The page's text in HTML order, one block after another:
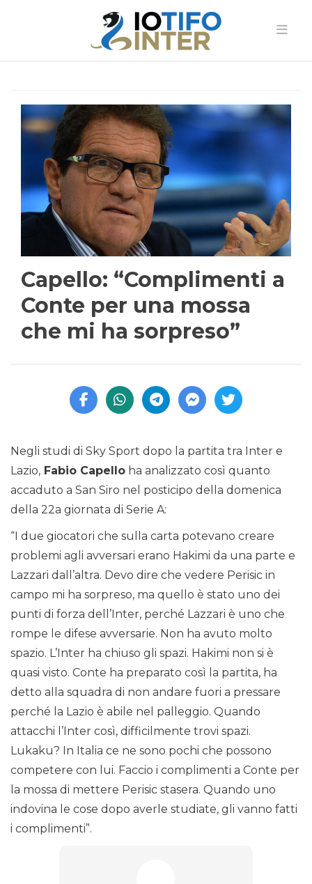
Capello: “Complimenti a
Conte per una mossa
che mi ha sorpreso”
Negli studi di Sky Sport dopo la partita tra Inter e
Lazio, Fabio Capello ha analizzato così quanto
accaduto a San Siro nel posticipo della domenica
della 22a giornata di Serie A:
“I due giocatori che sulla carta potevano creare
problemi agli avversari erano Hakimi da una parte e
Lazzari dall’altra. Devo dire che vedere Perisic in
campo mi ha sorpreso, ma quello è stato uno dei
punti di forza dell’Inter, perché Lazzari è uno che
rompe le difese avversarie. Non ha avuto molto
spazio. L’Inter ha chiuso gli spazi. Hakimi non si è
quasi visto. Conte ha preparato così la partita, ha
detto alla squadra di non andare fuori a pressare
perché la Lazio è abile nel palleggio. Quando
attacchi l’Inter così, difficilmente trovi spazi.
Lukaku? In Italia ce ne sono pochi che possono
competere con lui. Faccio i complimenti a Conte per
la mossa di mettere Perisic stasera. Quando uno
indovina le cose dopo averle studiate, gli vanno fatti
i complimenti”.